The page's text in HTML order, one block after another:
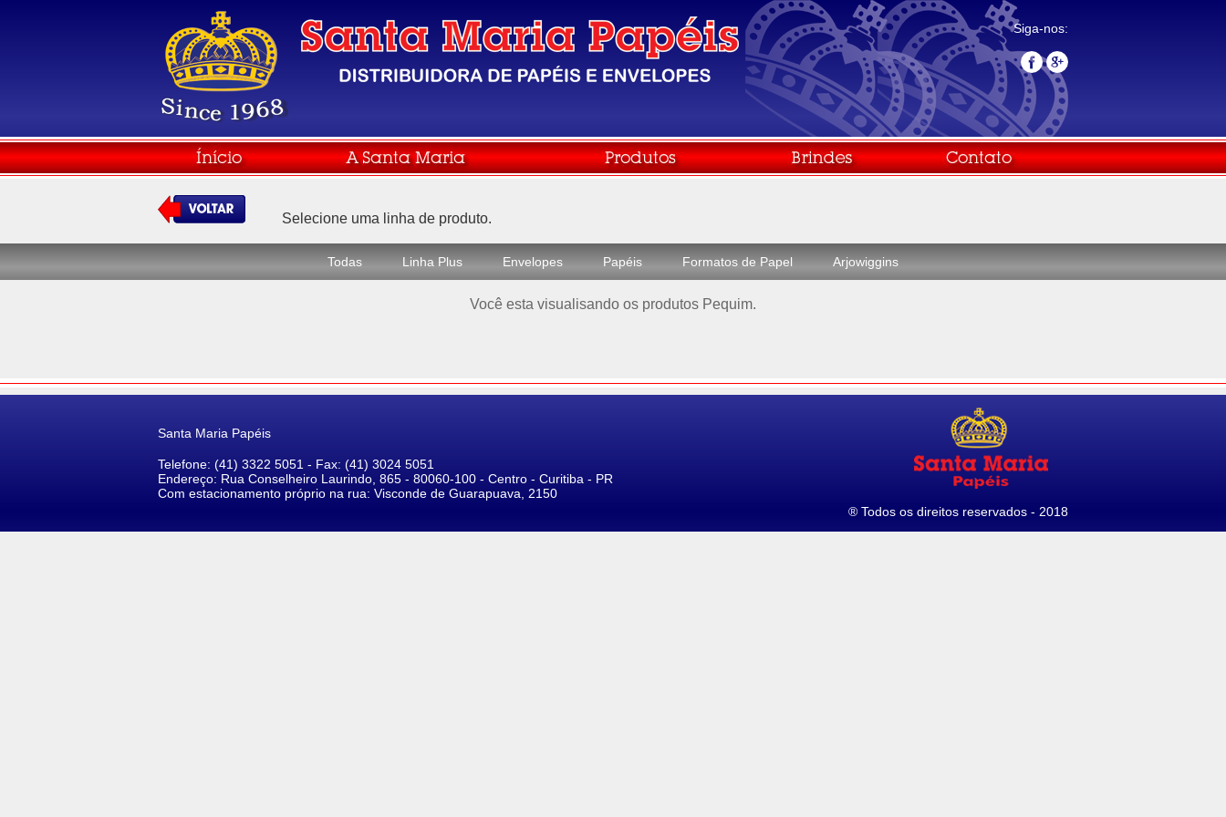
Siga-nos:
Selecione uma linha de produto.
Todas Linha Plus Envelopes Papéis Formatos de Papel Arjowiggins
Você esta visualisando os produtos Pequim.
Santa Maria Papéis
Telefone: (41) 3322 5051 - Fax: (41) 3024 5051
Endereço: Rua Conselheiro Laurindo, 865 - 80060-100 - Centro - Curitiba - PR
Com estacionamento próprio na rua: Visconde de Guarapuava, 2150
® Todos os direitos reservados - 2018